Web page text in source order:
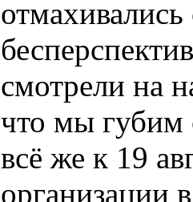
смотрели на
что мы губим
всё же к 19
организации